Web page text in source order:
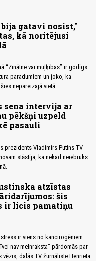
gatavi nosist,"
kā noritējusi
“Zinātne vai muļķības” ir godīgs
paradumiem un joko, ka
nepareizajā vietā.
sena intervija ar
pēkšņi uzpeld
pasauli
prezidents Vladimirs Putins TV
stāstīja, ka nekad neiebruks
atzīstas
šis
ir licis pamatiņu
ir viens no kancirogēniem
nav melnraksta" pārdomās par
dalās TV žurnāliste Henrieta